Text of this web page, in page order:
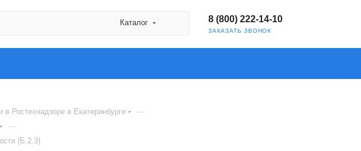
Каталог 8 (800) 222-14-10
ЗАКАЗАТЬ ЗВОНОК
в Ростехнадзоре в Екатеринбурге —
—
(Б.2.3)